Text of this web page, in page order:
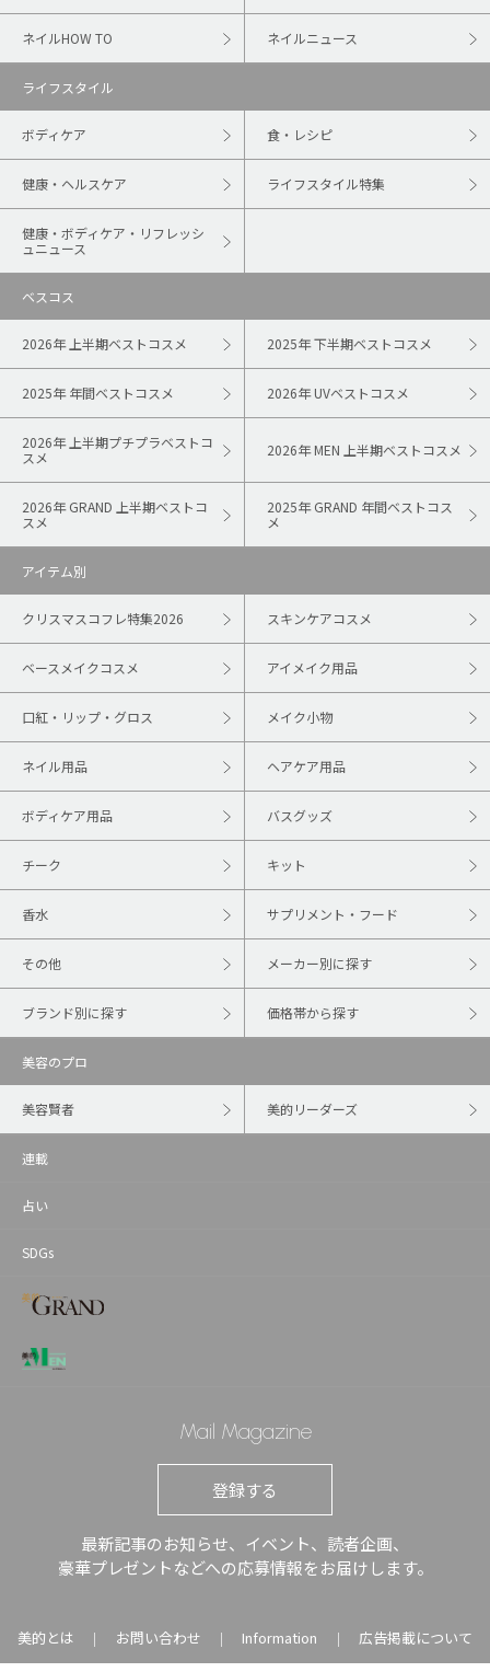
ネイルHOW TO ネイルニュース
ライフスタイル
ボディケア 食・レシピ
健康・ヘルスケア ライフスタイル特集
健康・ボディケア・リフレッシ
ュニュース
ベスコス
2026年 上半期ベストコスメ 2025年 下半期ベストコスメ
2025年 年間ベストコスメ 2026年 UVベストコスメ
2026年 上半期プチプラベストコ
スメ
2026年 MEN 上半期ベストコスメ
2026年 GRAND 上半期ベストコ
スメ
2025年 GRAND 年間ベストコス
メ
アイテム別
クリスマスコフレ特集2026 スキンケアコスメ
ベースメイクコスメ アイメイク用品
口紅・リップ・グロス メイク小物
ネイル用品 ヘアケア用品
ボディケア用品 バスグッズ
チーク キット
香水 サプリメント・フード
その他 メーカー別に探す
ブランド別に探す 価格帯から探す
美容のプロ
美容賢者 美的リーダーズ
連載
占い
SDGs
Mail Magazine
登録する
最新記事のお知らせ、イベント、読者企画、
豪華プレゼントなどへの応募情報をお届けします。
美的とは ｜ お問い合わせ ｜ Information ｜ 広告掲載について